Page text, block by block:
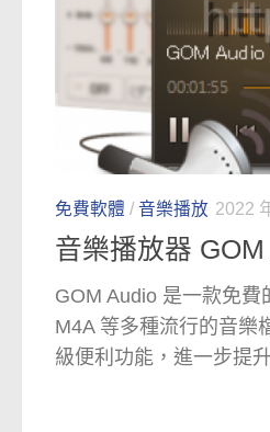
免費軟體 / 音樂播放 2022
音樂播放器
GOM Audio 是一款免費
M4A 等多種流行的音樂
級便利功能，進一步提